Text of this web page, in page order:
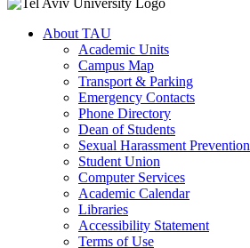
About TAU
Academic Units
Campus Map
Transport & Parking
Emergency Contacts
Phone Directory
Dean of Students
Sexual Harassment Prevention
Student Union
Computer Services
Academic Calendar
Libraries
Accessibility Statement
Terms of Use